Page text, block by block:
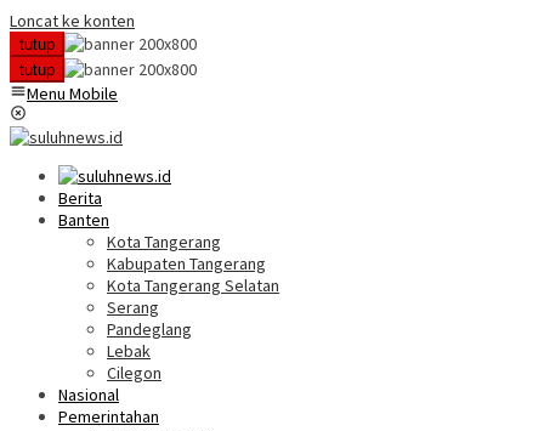
Loncat ke konten
tutup
tutup
Menu Mobile
Berita
Banten
Kota Tangerang
Kabupaten Tangerang
Kota Tangerang Selatan
Serang
Pandeglang
Lebak
Cilegon
Nasional
Pemerintahan